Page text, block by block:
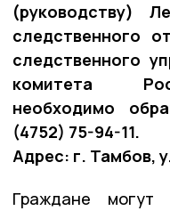
(руководству)
следственного
следственного
комитета
необходимо
(4752) 75-94-11.
Адрес: г. Тамбов,
Граждане